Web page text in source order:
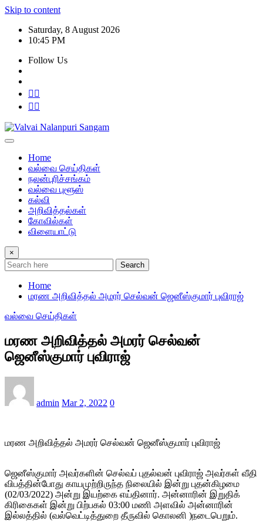
Skip to content
Saturday, 8 August 2026
10:45 PM
Follow Us
Home
வல்வை செய்திகள்
நலன்புரிச்சங்கம்
வல்வை புளூஸ்
கல்வி
அறிவித்தல்கள்
கோவில்கள்
விளையாட்டு
×
Search
Home
மரண அறிவித்தல் அமரர் செல்வன் ஜெனீஸ்குமார் புவிராஜ்
வல்வை செய்திகள்
மரண அறிவித்தல் அமரர் செல்வன்
ஜெனீஸ்குமார் புவிராஜ்
admin Mar 2, 2022 0
மரண அறிவித்தல் அமரர் செல்வன் ஜெனீஸ்குமார் புவிராஜ்
ஜெனீஸ்குமார் அவர்களின் செல்வப் புதல்வன் புவிராஜ் அவர்கள் வீதி
விபத்தின்போது காயமுற்றிருந்த நிலையில் இன்று புதன்கிழமை
(02/03/2022) அன்று இயற்கை எய்தினார். அன்னாரின் இறுதிக்
கிரிகைகள் இன்று பிற்பகல் 03:00 மணி அளவில் அன்னாரின்
இல்லத்தில் (வல்வெட்டித்துறை தீருவில் கொலனி )நடைபெறும்.